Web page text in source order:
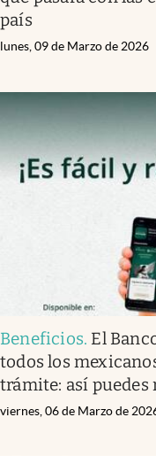
país
lunes, 09 de Marzo de 2026
Beneficios. El
todos los
trámite: así
viernes, 06 de Marzo de